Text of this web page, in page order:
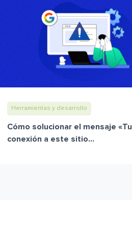
Herramientas y desarrollo
Cómo solucionar el mensaje «Tu
conexión a este sitio...